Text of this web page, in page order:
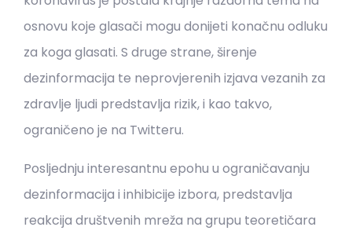
osnovu koje glasači mogu donijeti konačnu odluku
za koga glasati. S druge strane, širenje
dezinformacija te neprovjerenih izjava vezanih za
zdravlje ljudi predstavlja rizik, i kao takvo,
ograničeno je na Twitteru.
Posljednju interesantnu epohu u ograničavanju
dezinformacija i inhibicije izbora, predstavlja
reakcija društvenih mreža na grupu teoretičara